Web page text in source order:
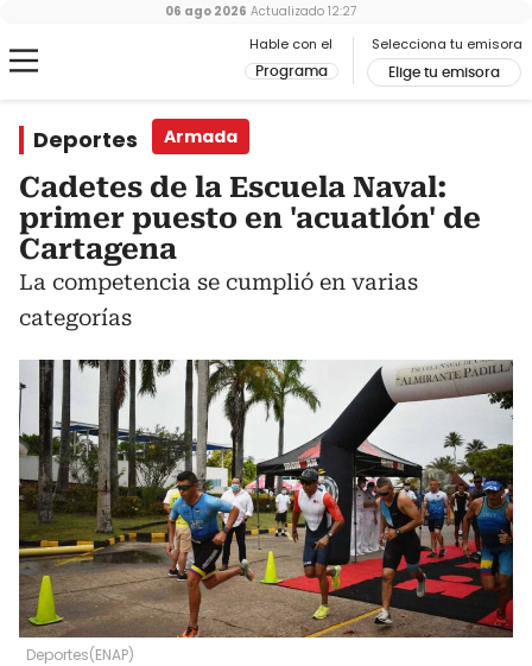
Hable con el
Programa
Selecciona tu emisora
Elige tu emisora
06 ago 2026 Actualizado 12:27
Deportes Armada
Cadetes de la Escuela Naval:
primer puesto en 'acuatlón' de
Cartagena
La competencia se cumplió en varias
categorías
Deportes(ENAP)